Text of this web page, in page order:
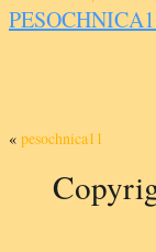
« pesochnica11